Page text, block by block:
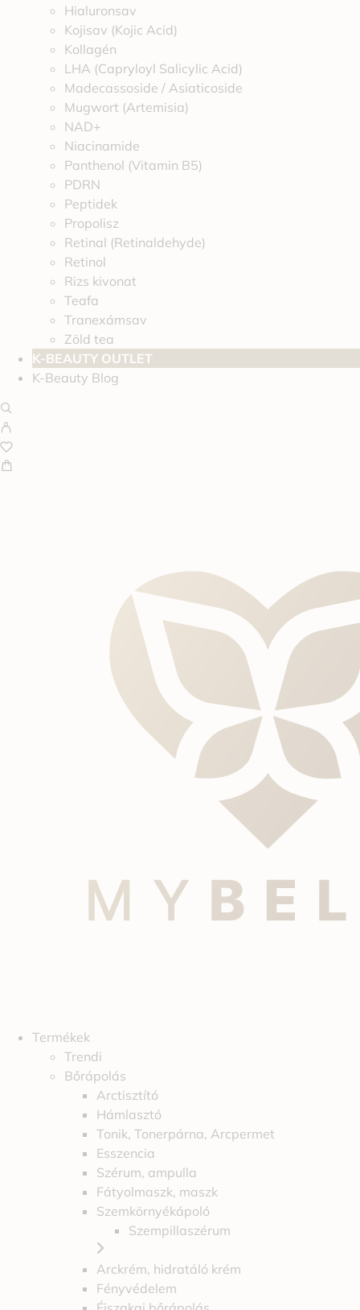
Hialuronsav
Kojisav (Kojic Acid)
Kollagén
LHA (Capryloyl Salicylic Acid)
Madecassoside / Asiaticoside
Mugwort (Artemisia)
NAD+
Niacinamide
Panthenol (Vitamin B5)
PDRN
Peptidek
Propolisz
Retinal (Retinaldehyde)
Retinol
Rizs kivonat
Teafa
Tranexámsav
Zöld tea
K-BEAUTY OUTLET
K-Beauty Blog
Termékek
Trendi
Bőrápolás
Arctisztító
Hámlasztó
Tonik, Tonerpárna, Arcpermet
Esszencia
Szérum, ampulla
Fátyolmaszk, maszk
Szemkörnyékápoló
Szempillaszérum
Arckrém, hidratáló krém
Fényvédelem